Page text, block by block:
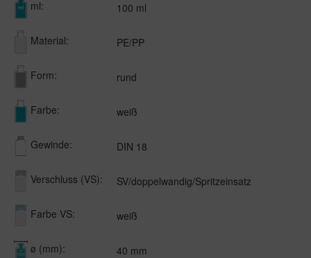
ml: 100 ml
Material: PE/PP
Form: rund
Farbe: weiß
Gewinde: DIN 18
Verschluss (VS): SV/doppelwandig/Spritzeinsatz
Farbe VS: weiß
ø (mm): 40 mm